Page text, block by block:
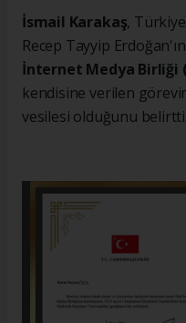
İsmail Karakaş,
Recep Tayyip
İnternet Medya Birliği
kendisine verilen
vesilesi olduğunu belirtti.